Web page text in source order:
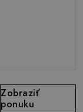
Zobraziť
ponuku